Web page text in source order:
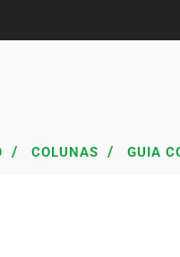
/ COLUNAS / GUIA